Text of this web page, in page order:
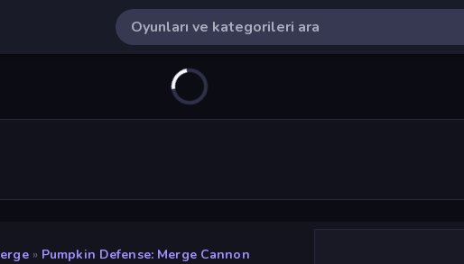
» Pumpkin Defense: Merge Cannon